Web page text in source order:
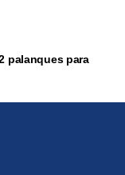
palanques para